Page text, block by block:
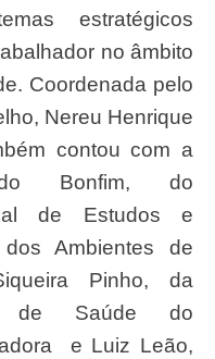
estratégicos
no âmbito
Coordenada pelo
Nereu Henrique
contou com a
Bonfim, do
de Estudos e
Ambientes de
Pinho, da
de Saúde do
e Luiz Leão,